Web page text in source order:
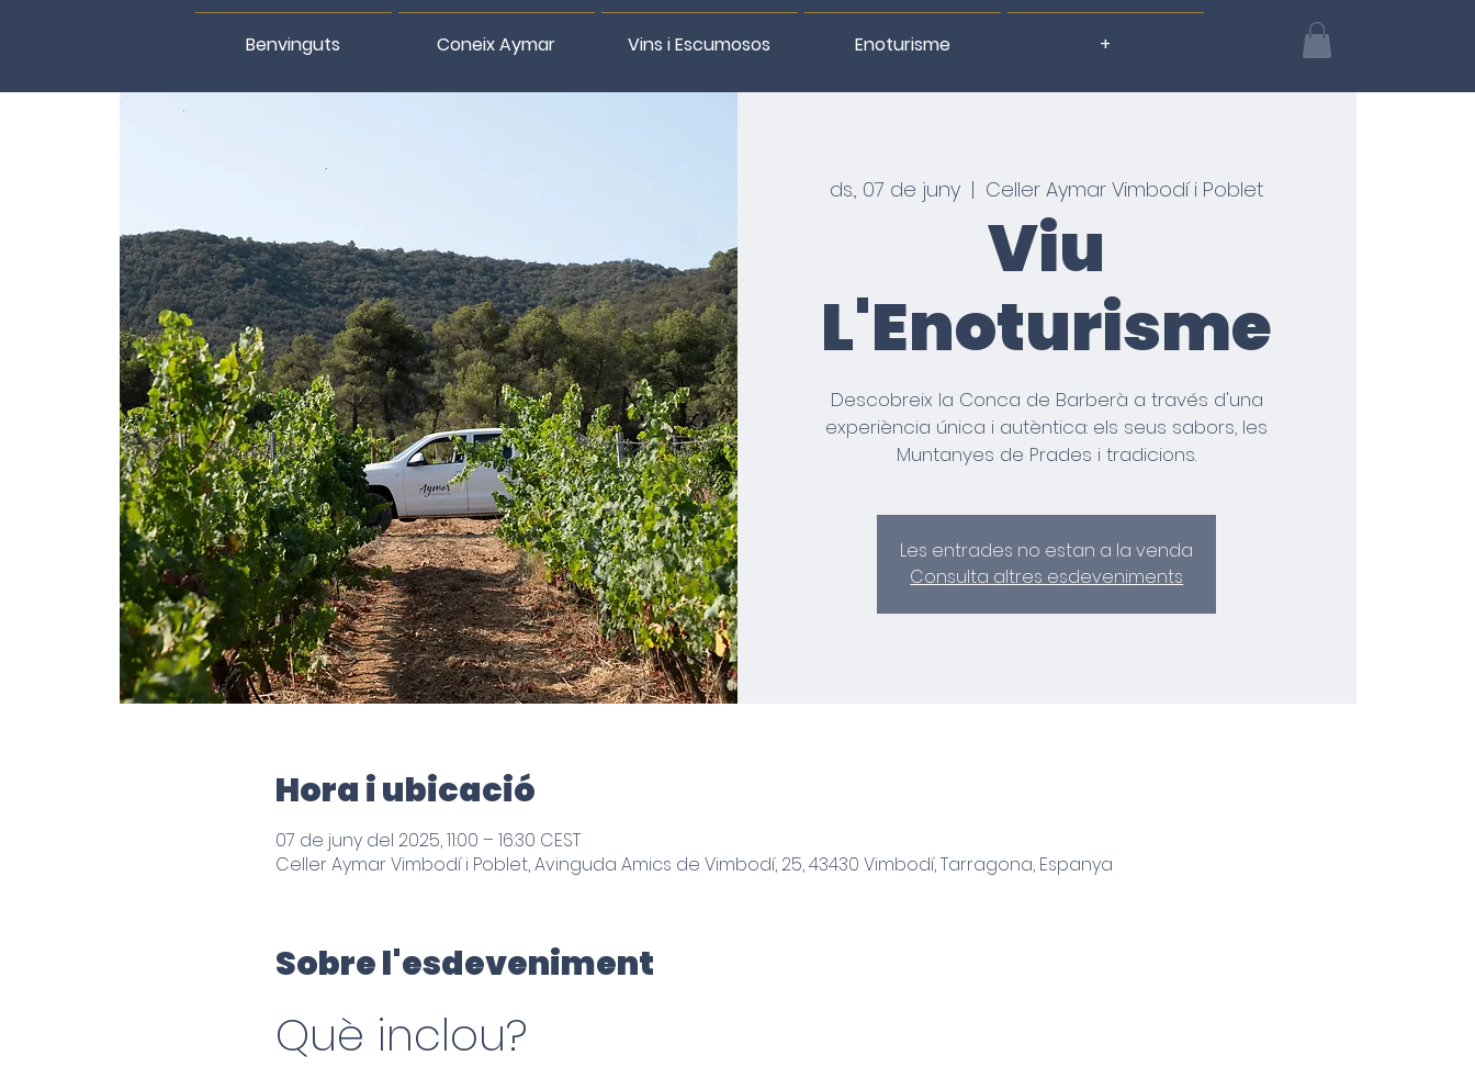
Benvinguts Coneix Aymar Vins i Escumosos Enoturisme +
ds., 07 de juny
  |
Celler Aymar Vimbodí i Poblet
Viu
L'Enoturisme
Descobreix la Conca de Barberà a través d'una
experiència única i autèntica: els seus sabors, les
Les entrades no estan a la venda
Consulta altres esdeveniments
Hora i ubicació
07 de juny del 2025, 11:00 – 16:30 CEST
Celler Aymar Vimbodí i Poblet, Avinguda Amics de Vimbodí, 25, 43430 Vimbodí, Tarragona, Espanya
Sobre l'esdeveniment
Què inclou?